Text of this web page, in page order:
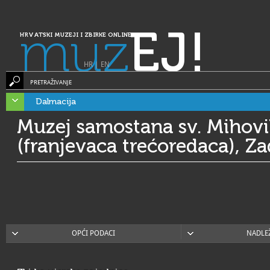
HRVATSKI MUZEJI I ZBIRKE ONLINE
muzEJ!
HR| EN
PRETRAŽIVANJE
Dalmacija
Muzej samostana sv.
(franjevaca trećoredaca),
OPĆI PODACI